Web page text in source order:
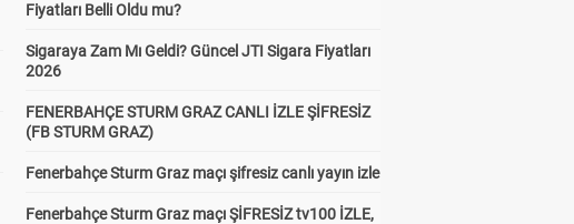
Fiyatları Belli Oldu mu?
Sigaraya Zam Mı Geldi? Güncel JTI Sigara Fiyatları
2026
FENERBAHÇE STURM GRAZ CANLI İZLE ŞİFRESİZ
(FB STURM GRAZ)
Fenerbahçe Sturm Graz maçı şifresiz canlı yayın izle
Fenerbahçe Sturm Graz maçı ŞİFRESİZ tv100 İZLE,